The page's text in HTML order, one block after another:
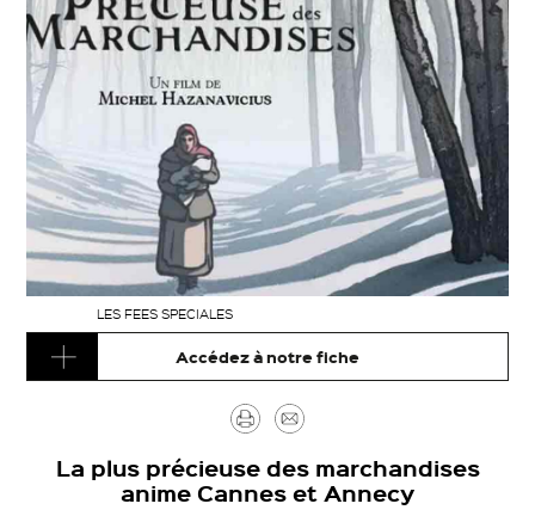
LES FEES SPECIALES
Accédez à notre fiche
Imprimer
mail
La plus précieuse des marchandises
anime Cannes et Annecy